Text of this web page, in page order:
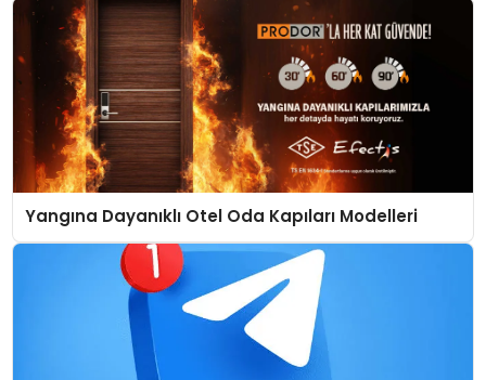
Yangına Dayanıklı Otel Oda Kapıları Modelleri